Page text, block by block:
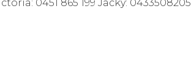
0451 865 199 Jacky: 0433508205